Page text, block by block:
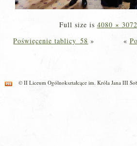
Full size is 4080 × 3072
Poświęcenie tablicy_58 » «
© II Liceum Ogólnokształcące im. Króla Jana III